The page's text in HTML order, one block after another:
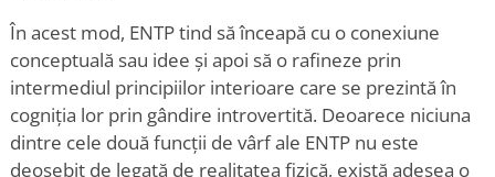
În acest mod, ENTP tind să înceapă cu o conexiune
conceptuală sau idee și apoi să o rafineze prin
intermediul principiilor interioare care se prezintă în
cogniția lor prin gândire introvertită. Deoarece niciuna
dintre cele două funcții de vârf ale ENTP nu este
deosebit de legată de realitatea fizică, există adesea o